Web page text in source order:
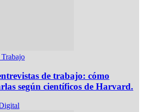
de trabajo: cómo
según científicos de Harvard.